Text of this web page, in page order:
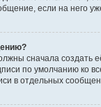
если на него
сначала создать
по умолчанию ко
в отдельных